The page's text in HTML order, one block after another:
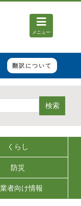
メニュー
翻訳について
検索
くらし
防災
者向け情報